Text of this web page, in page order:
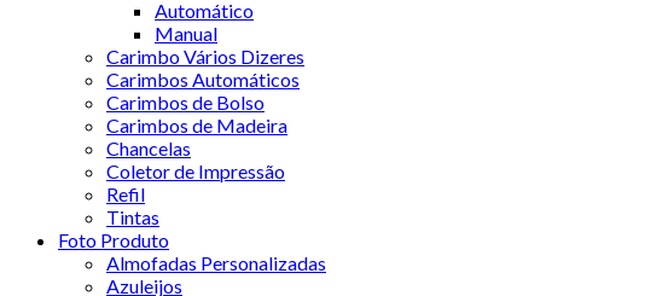
Automático
Manual
Carimbo Vários Dizeres
Carimbos Automáticos
Carimbos de Bolso
Carimbos de Madeira
Chancelas
Coletor de Impressão
Refil
Tintas
Foto Produto
Almofadas Personalizadas
Azuleijos